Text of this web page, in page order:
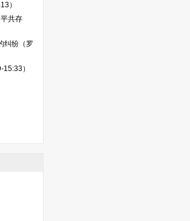
）
共存
纠纷（罗
）